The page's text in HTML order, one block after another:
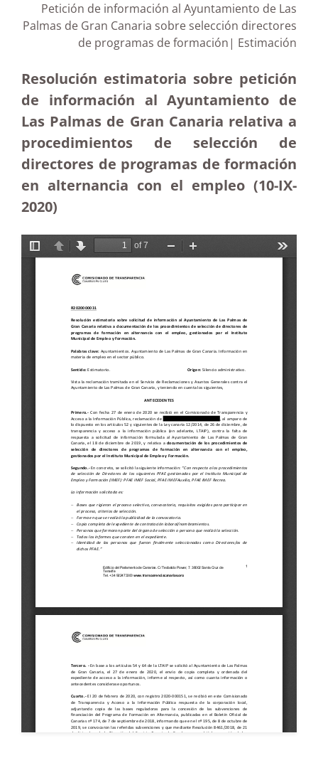
Petición de información al Ayuntamiento de Las
Palmas de Gran Canaria sobre selección directores
de programas de formación| Estimación
Resolución estimatoria sobre petición
de información al Ayuntamiento de
Las Palmas de Gran Canaria relativa a
procedimientos de selección de
directores de programas de formación
en alternancia con el empleo (10-IX-
2020)